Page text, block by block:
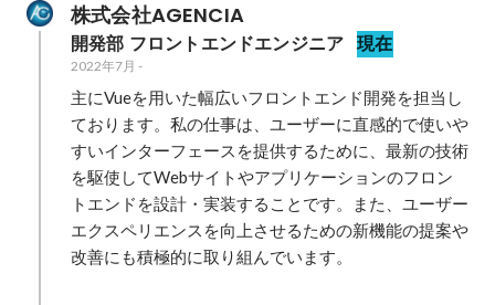
株式会社AGENCIA
開発部 フロントエンドエンジニア 現在
2022年7月 -
主にVueを用いた幅広いフロントエンド開発を担当し
ております。私の仕事は、ユーザーに直感的で使いや
すいインターフェースを提供するために、最新の技術
を駆使してWebサイトやアプリケーションのフロン
トエンドを設計・実装することです。また、ユーザー
エクスペリエンスを向上させるための新機能の提案や
改善にも積極的に取り組んでいます。